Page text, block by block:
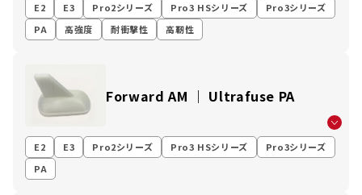
E2 E3 Pro2シリーズ Pro3 HSシリーズ
Pro3シリーズ
PA
高強度 耐衝撃性 高靭性
Forward AM ｜ Ultrafuse PA
E2 E3 Pro2シリーズ Pro3 HSシリーズ
Pro3シリーズ
PA